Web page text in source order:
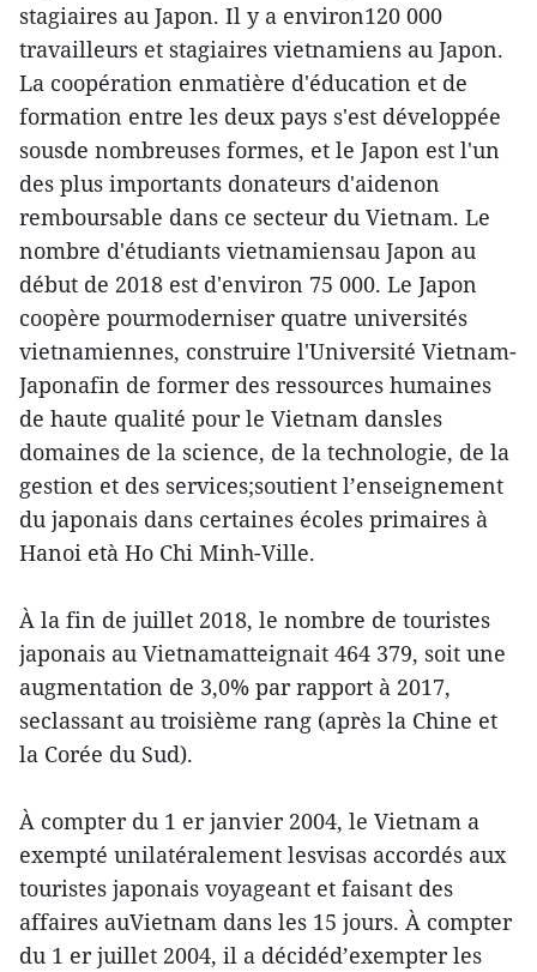
stagiaires au Japon. Il y a environ120 000
travailleurs et stagiaires vietnamiens au Japon.
La coopération enmatière d'éducation et de
formation entre les deux pays s'est développée
sousde nombreuses formes, et le Japon est l'un
des plus importants donateurs d'aidenon
remboursable dans ce secteur du Vietnam. Le
nombre d'étudiants vietnamiensau Japon au
début de 2018 est d'environ 75 000. Le Japon
coopère pourmoderniser quatre universités
vietnamiennes, construire l'Université Vietnam-
Japonafin de former des ressources humaines
de haute qualité pour le Vietnam dansles
domaines de la science, de la technologie, de la
gestion et des services;soutient l’enseignement
du japonais dans certaines écoles primaires à
Hanoi età Ho Chi Minh-Ville.
À la fin de juillet 2018, le nombre de touristes
japonais au Vietnamatteignait 464 379, soit une
augmentation de 3,0% par rapport à 2017,
seclassant au troisième rang (après la Chine et
la Corée du Sud).
À compter du 1 er janvier 2004, le Vietnam a
exempté unilatéralement lesvisas accordés aux
touristes japonais voyageant et faisant des
affaires auVietnam dans les 15 jours. À compter
du 1 er juillet 2004, il a décidéd’exempter les